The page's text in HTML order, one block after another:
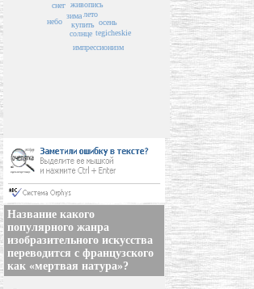
живопись
лето
купить
солнце
зима
осень
снег
tegicheskie
небо
импрессионизм
Название какого
популярного жанра
изобразительного искусства
переводится с французского
как «мертвая натура»?